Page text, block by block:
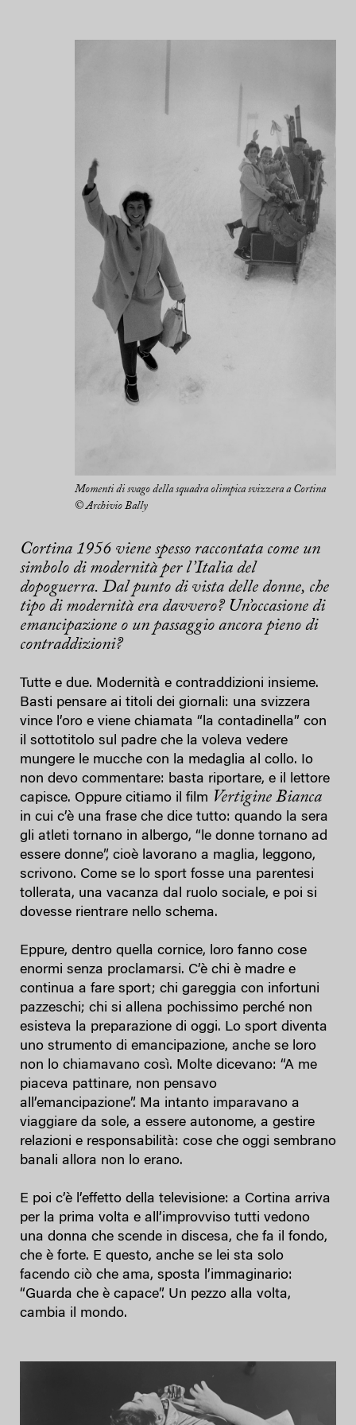
Momenti di svago della squadra olimpica svizzera a Cortina
© Archivio Bally
Cortina 1956 viene spesso raccontata come un
simbolo di modernità per l’Italia del
dopoguerra. Dal punto di vista delle donne, che
tipo di modernità era davvero? Un’occasione di
emancipazione o un passaggio ancora pieno di
contraddizioni?
Tutte e due. Modernità e contraddizioni insieme.
Basti pensare ai titoli dei giornali: una svizzera
vince l’oro e viene chiamata “la contadinella” con
il sottotitolo sul padre che la voleva vedere
mungere le mucche con la medaglia al collo. Io
non devo commentare: basta riportare, e il lettore
capisce. Oppure citiamo il film Vertigine Bianca
in cui c’è una frase che dice tutto: quando la sera
gli atleti tornano in albergo, “le donne tornano ad
essere donne”, cioè lavorano a maglia, leggono,
scrivono. Come se lo sport fosse una parentesi
tollerata, una vacanza dal ruolo sociale, e poi si
dovesse rientrare nello schema.
Eppure, dentro quella cornice, loro fanno cose
enormi senza proclamarsi. C’è chi è madre e
continua a fare sport; chi gareggia con infortuni
pazzeschi; chi si allena pochissimo perché non
esisteva la preparazione di oggi. Lo sport diventa
uno strumento di emancipazione, anche se loro
non lo chiamavano così. Molte dicevano: “A me
piaceva pattinare, non pensavo
all’emancipazione”. Ma intanto imparavano a
viaggiare da sole, a essere autonome, a gestire
relazioni e responsabilità: cose che oggi sembrano
banali allora non lo erano.
E poi c’è l’effetto della televisione: a Cortina arriva
per la prima volta e all’improvviso tutti vedono
una donna che scende in discesa, che fa il fondo,
che è forte. E questo, anche se lei sta solo
facendo ciò che ama, sposta l’immaginario:
“Guarda che è capace”. Un pezzo alla volta,
cambia il mondo.